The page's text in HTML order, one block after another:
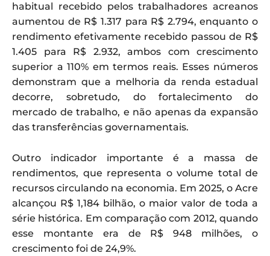
habitual recebido pelos trabalhadores acreanos
aumentou de R$ 1.317 para R$ 2.794, enquanto o
rendimento efetivamente recebido passou de R$
1.405 para R$ 2.932, ambos com crescimento
superior a 110% em termos reais. Esses números
demonstram que a melhoria da renda estadual
decorre, sobretudo, do fortalecimento do
mercado de trabalho, e não apenas da expansão
das transferências governamentais.
Outro indicador importante é a massa de
rendimentos, que representa o volume total de
recursos circulando na economia. Em 2025, o Acre
alcançou R$ 1,184 bilhão, o maior valor de toda a
série histórica. Em comparação com 2012, quando
esse montante era de R$ 948 milhões, o
crescimento foi de 24,9%.